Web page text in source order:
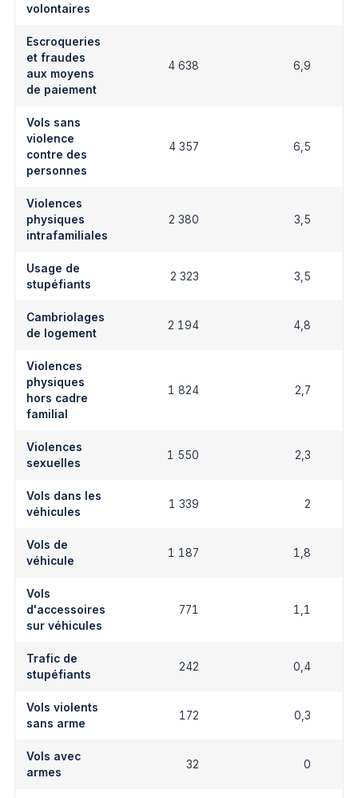
volontaires
Escroqueries
et fraudes
aux moyens
de paiement
4 638 6,9
Vols sans
violence
contre des
personnes
4 357 6,5
Violences
physiques
intrafamiliales
2 380 3,5
Usage de
stupéfiants
2 323 3,5
Cambriolages
de logement
2 194 4,8
Violences
physiques
hors cadre
familial
1 824 2,7
Violences
sexuelles
1 550 2,3
Vols dans les
véhicules
1 339 2
Vols de
véhicule
1 187 1,8
Vols
d'accessoires
sur véhicules
771 1,1
Trafic de
stupéfiants
242 0,4
Vols violents
sans arme
172 0,3
Vols avec
armes
32 0